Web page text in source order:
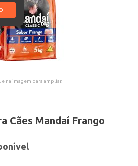
na imagem para ampliar.
Cães Mandaí Frango